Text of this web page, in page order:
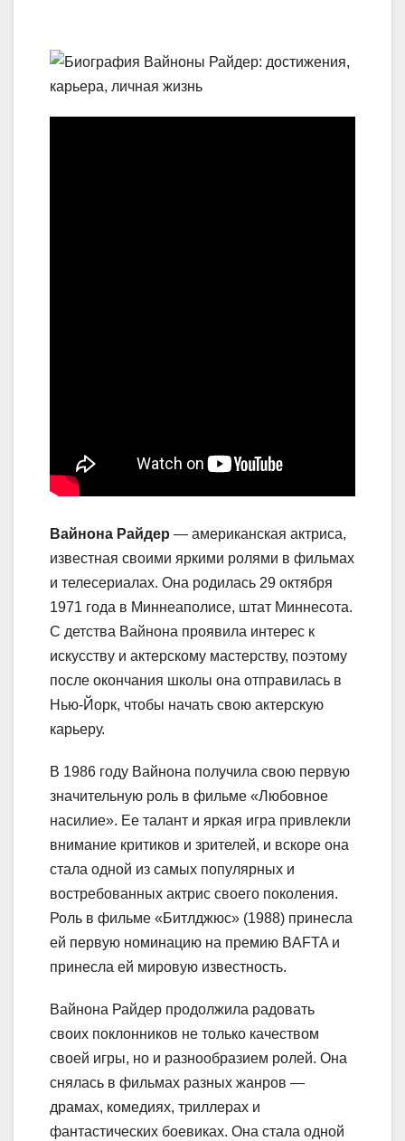
Вайнона Райдер — американская актриса,
известная своими яркими ролями в фильмах
и телесериалах. Она родилась 29 октября
1971 года в Миннеаполисе, штат Миннесота.
С детства Вайнона проявила интерес к
искусству и актерскому мастерству, поэтому
после окончания школы она отправилась в
Нью-Йорк, чтобы начать свою актерскую
карьеру.
В 1986 году Вайнона получила свою первую
значительную роль в фильме «Любовное
насилие». Ее талант и яркая игра привлекли
внимание критиков и зрителей, и вскоре она
стала одной из самых популярных и
востребованных актрис своего поколения.
Роль в фильме «Битлджюс» (1988) принесла
ей первую номинацию на премию BAFTA и
принесла ей мировую известность.
Вайнона Райдер продолжила радовать
своих поклонников не только качеством
своей игры, но и разнообразием ролей. Она
снялась в фильмах разных жанров —
драмах, комедиях, триллерах и
фантастических боевиках. Она стала одной